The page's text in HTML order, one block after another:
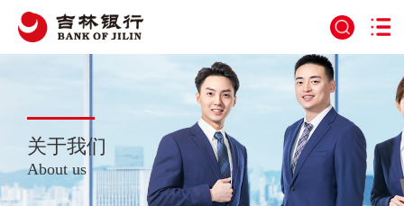
关于我们
About us